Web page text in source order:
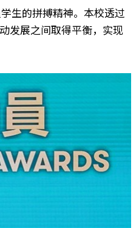
生的拼搏精神。本校透过
发展之间取得平衡，实现